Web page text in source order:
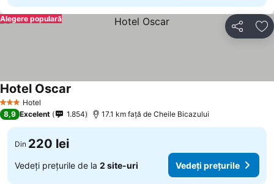
Distribuiți
Alegere populară
3 SteleHotel
Hotel Oscar
8,9 Excelent 1.854 17.1 km faţă de Cheile Bicazului
Din 220 lei
Vedeți prețurile de la 2 site-uri Vedeți prețurile